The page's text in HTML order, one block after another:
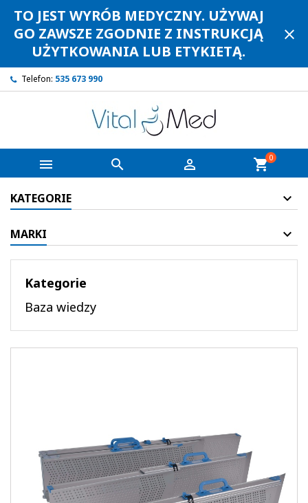
TO JEST WYRÓB MEDYCZNY. UŻYWAJ
GO ZAWSZE ZGODNIE Z INSTRUKCJĄ
UŻYTKOWANIA LUB ETYKIETĄ.
close
Telefon: 535 673 990
   shopping_cart0
KATEGORIE
MARKI
Kategorie
Baza wiedzy